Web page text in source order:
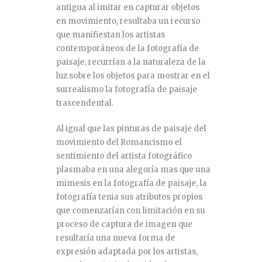
antigua al imitar en capturar objetos
en movimiento, resultaba un recurso
que manifiestan los artistas
contemporáneos de la fotografía de
paisaje, recurrían a la naturaleza de la
luz sobre los objetos para mostrar en el
surrealismo la fotografía de paisaje
trascendental.
Al igual que las pinturas de paisaje del
movimiento del Romancismo el
sentimiento del artista fotográfico
plasmaba en una alegoría mas que una
mimesis en la fotografía de paisaje, la
fotografía tenia sus atributos propios
que comenzarían con limitación en su
proceso de captura de imagen que
resultaría una nueva forma de
expresión adaptada por los artistas,